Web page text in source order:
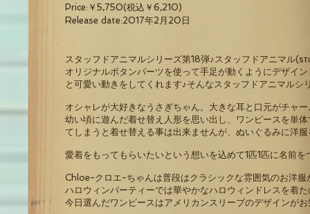
Price:￥5,750(税込￥6,210)
Release date:2017年2月20日
スタッフドアニマルシリーズ第18弾♪スタッフドアニマル
オリジナルボタンパーツを使って手足が動くようにデザイ
と可愛い動きをしてくれます♪そんなスタッフドアニマルシ
オシャレが大好きなうさぎちゃん。大きな耳と口元がチャ
幼い頃に遊んだ着せ替え人形を思い出し、ワンピースを単
てしまうと着せ替える事は出来ませんが、ぬいぐるみに洋
愛着をもってもらいたいという想いを込めて1匹1匹に名前
Chloe-クロエ-ちゃんは普段はクラシックな雰囲気のお洋服
ハロウィンパーティーでは華やかなハロウィンドレスを着
今日選んだワンピースはアメリカンスリーブのデザインが